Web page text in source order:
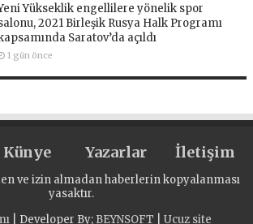
Yükseklik engellilere yönelik spor
2021 Birleşik Rusya Halk Programı
Saratov’da açıldı
1 gün önce
Künye Yazarlar İletişim
ve izin almadan haberlerin kopyalanması
yasaktır.
| Developer By; BEYNSOFT Ucuz site